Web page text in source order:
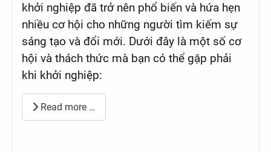
khởi nghiệp đã trở nên phổ biến và hứa hẹn
nhiều cơ hội cho những người tìm kiếm sự
sáng tạo và đổi mới. Dưới đây là một số cơ
hội và thách thức mà bạn có thể gặp phải
khi khởi nghiệp:
Read more …